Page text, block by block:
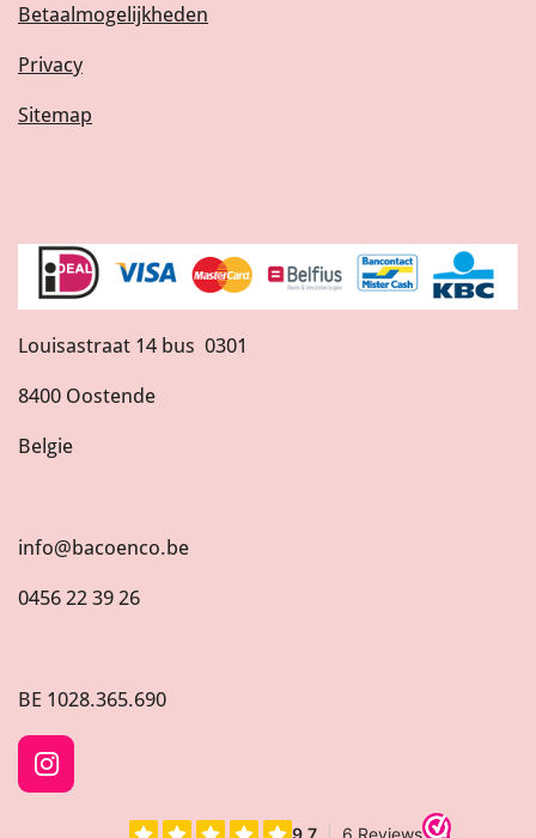
Betaalmogelijkheden
Privacy
Sitemap
Louisastraat 14 bus 0301
8400 Oostende
Belgie
info@bacoenco.be
0456 22 39 26
BE 1028.365.690
I
n